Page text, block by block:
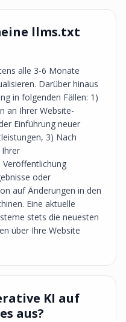
llms.txt
alle 3-6 Monate
Darüber hinaus
in folgenden Fällen: 1)
an Ihrer Website-
Einführung neuer
3) Nach
oder
auf Änderungen in den
Eine aktuelle
stets die neuesten
über Ihre Website
KI auf
aus?